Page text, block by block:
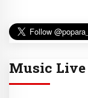
Music Live